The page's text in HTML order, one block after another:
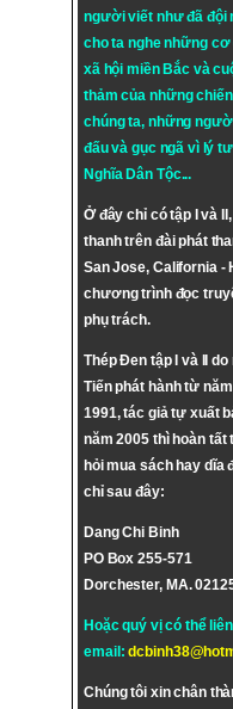
người viết như đã đội
cho ta nghe những
xã hội miền Bắc và
thảm của những
chúng ta, những
đấu và gục ngã vì lý
Nghĩa Dân Tộc...
Ở đây chỉ có tập I và
thanh trên đài phát
San Jose, California -
chương trình đọc
phụ trách.
Thép Đen tập I và II
Tiến phát hành từ
1991, tác giả tự xuất
năm 2005 thì hoàn tất
hỏi mua sách hay dĩa
chỉ sau đây:
Dang Chi Binh
PO Box 255-571
Dorchester, MA.
Hoặc quý vị có thể
email:
Chúng tôi xin chân